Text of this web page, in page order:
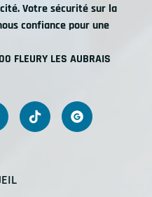
Votre sécurité sur la
confiance pour une
LES AUBRAIS